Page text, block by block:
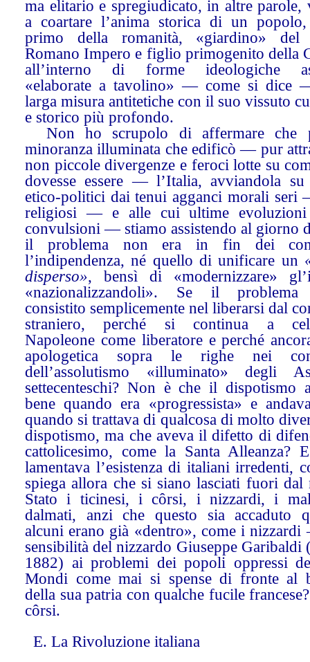
ma elitario e spregiudicato, in altre parole,
a coartare l’anima storica di un popolo,
primo della romanità, «giardino» del
Romano Impero e figlio primogenito della
all’interno di forme ideologiche
«elaborate a tavolino» — come si dice
larga misura antitetiche con il suo vissuto
e storico più profondo.
Non ho scrupolo di affermare che
minoranza illuminata che edificò — pur
non piccole divergenze e feroci lotte su
dovesse essere — l’Italia, avviandola
etico-politici dai tenui agganci morali seri
religiosi — e alle cui ultime
convulsioni — stiamo assistendo al giorno
il problema non era in fin dei
l’indipendenza, né quello di unificare un
disperso», bensì di «modernizzare»
«nazionalizzandoli». Se il problema
consistito semplicemente nel liberarsi dal
straniero, perché si continua a
Napoleone come liberatore e perché
apologetica sopra le righe nei
dell’assolutismo «illuminato» degli
settecenteschi? Non è che il dispotismo
bene quando era «progressista» e
quando si trattava di qualcosa di molto
dispotismo, ma che aveva il difetto di
cattolicesimo, come la Santa Alleanza?
lamentava l’esistenza di italiani irredenti,
spiega allora che si siano lasciati fuori dal
Stato i ticinesi, i côrsi, i nizzardi, i
dalmati, anzi che questo sia accaduto
alcuni erano già «dentro», come i
sensibilità del nizzardo Giuseppe Garibaldi
1882) ai problemi dei popoli oppressi
Mondi come mai si spense di fronte al
della sua patria con qualche fucile
côrsi.
E. La Rivoluzione italiana